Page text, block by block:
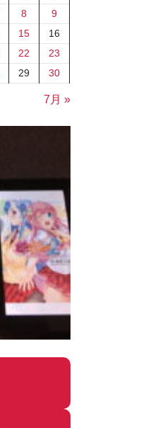
8
9
15
16
22
23
29 30
7月 »